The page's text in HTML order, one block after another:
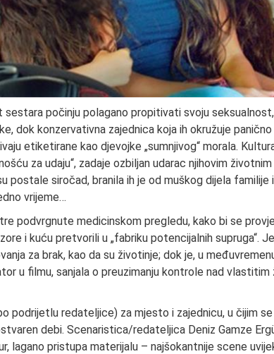
sestara počinju polagano propitivati svoju
dok konzervativna zajednica koja ih okružuje
etiketirane kao djevojke „sumnjivog“ morala.
za udaju“, zadaje ozbiljan udarac njihovim
postale siročad, branila ih je od muškog dijela familije
vrijeme…
podvrgnute medicinskom pregledu, kako bi se
i kuću pretvorili u „fabriku potencijalnih supruga“.
za brak, kao da su životinje; dok je, u
u filmu, sanjala o preuzimanju kontrole nad
podrijetlu redateljice) za mjesto i zajednicu, u čijim se
debi. Scenaristica/redateljica Deniz Gamze
lagano pristupa materijalu – najšokantnije scene